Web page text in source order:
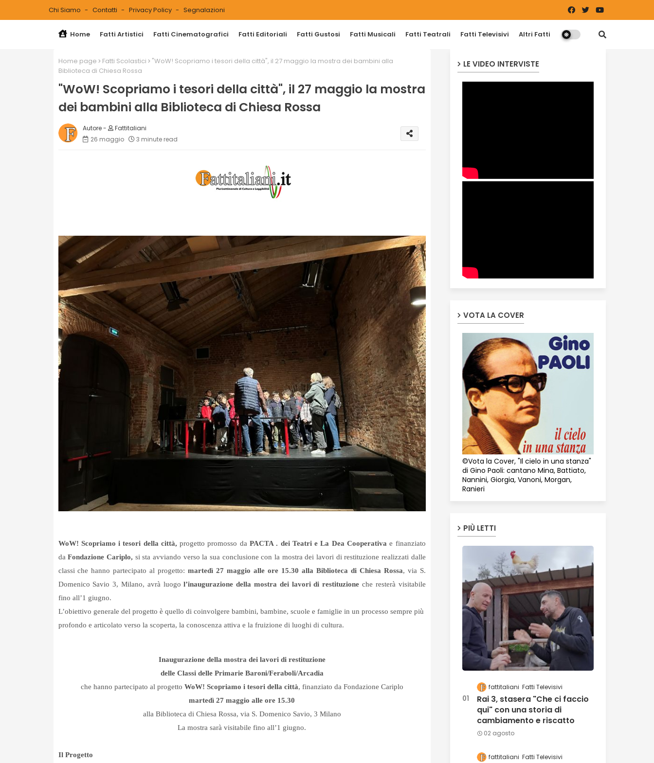
Chi Siamo Contatti Privacy Policy Segnalazioni
Home Fatti Artistici Fatti Cinematografici Fatti Editoriali Fatti Gustosi Fatti Musicali Fatti Teatrali Fatti Televisivi Altri Fatti
Home page Fatti Scolastici
"WoW! Scopriamo i tesori della città", il 27 maggio la mostra dei bambini alla
Biblioteca di Chiesa Rossa
"WoW! Scopriamo i tesori della città", il 27 maggio la mostra
dei bambini alla Biblioteca di Chiesa Rossa
Fattitaliani
26 maggio
3 minute read
WoW! Scopriamo i tesori della città, progetto promosso daPACTA . dei Teatri e La Dea Cooperativa e finanziato
daFondazione Cariplo, si sta avviando verso la sua conclusione con la mostra dei lavori di restituzione realizzati dalle
classi che hanno partecipato al progetto:martedì 27 maggio alle ore 15.30 alla Biblioteca di Chiesa Rossa, via S.
Domenico Savio 3, Milano, avrà luogol’inaugurazione della mostra dei lavori di restituzione che resterà visitabile
fino all’1 giugno.
L’obiettivo generale del progetto è quello di coinvolgere bambini, bambine, scuole e famiglie in un processo sempre più
profondo e articolato verso la scoperta, la conoscenza attiva e la fruizione di luoghi di cultura.
Inaugurazione della mostra dei lavori di restituzione
delle Classi delle Primarie Baroni/Feraboli/Arcadia
che hanno partecipato al progetto WoW! Scopriamo i tesori della città, finanziato da Fondazione Cariplo
martedì 27 maggio alle ore 15.30
alla Biblioteca di Chiesa Rossa, via S. Domenico Savio, 3 Milano
La mostra sarà visitabile fino all’1 giugno.
Il Progetto
LE VIDEO INTERVISTE
VOTA LA COVER
©Vota la Cover, "Il cielo in una stanza"
di Gino Paoli: cantano Mina, Battiato,
Nannini, Giorgia, Vanoni, Morgan,
Ranieri
PIÙ LETTI
fattitaliani Fatti Televisivi
Rai 3, stasera "Che ci faccio
qui" con una storia di
cambiamento e riscatto
02 agosto
fattitaliani Fatti Televisivi